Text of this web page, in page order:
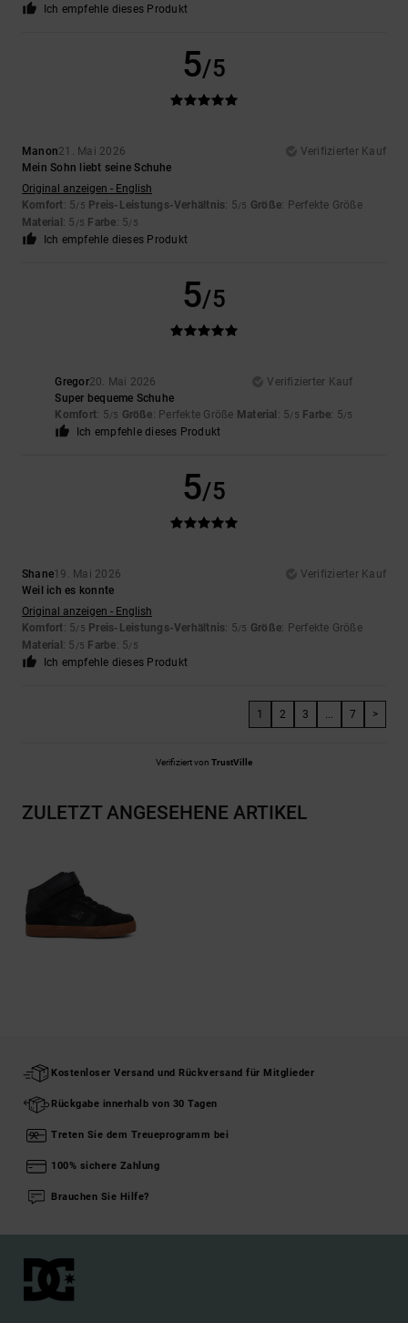
Ich empfehle dieses Produkt
5/5
Manon21. Mai 2026
Verifizierter Kauf
Mein Sohn liebt seine Schuhe
Original anzeigen - English
Komfort: 5/5 Preis-Leistungs-Verhältnis: 5/5 Größe: Perfekte Größe
Material : 5 /5 Farbe: 5/5
Ich empfehle dieses Produkt
5/5
Gregor20. Mai 2026
Verifizierter Kauf
Super bequeme Schuhe
Komfort: 5/5 Größe: Perfekte Größe Material : 5/5 Farbe: 5/5
Ich empfehle dieses Produkt
5/5
Shane19. Mai 2026
Verifizierter Kauf
Weil ich es konnte
Original anzeigen - English
Komfort: 5/5 Preis-Leistungs-Verhältnis: 5/5 Größe: Perfekte Größe
Material : 5 /5 Farbe: 5/5
Ich empfehle dieses Produkt
1 2 3 ... 7 >
Verifiziert von TrustVille
ZULETZT ANGESEHENE ARTIKEL
Kostenloser Versand und Rückversand für Mitglieder
Rückgabe innerhalb von 30 Tagen
Treten Sie dem Treueprogramm bei
100% sichere Zahlung
Brauchen Sie Hilfe?